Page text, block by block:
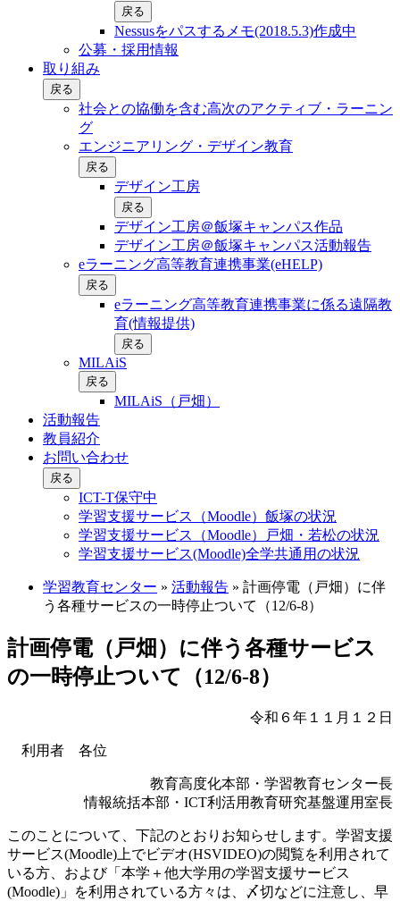
戻る
Nessusをパスするメモ(2018.5.3)作成中
公募・採用情報
取り組み
戻る
社会との協働を含む⾼次のアクティブ・ラーニン
グ
エンジニアリング・デザイン教育
戻る
デザイン工房
戻る
デザイン工房＠飯塚キャンパス作品
デザイン工房＠飯塚キャンパス活動報告
eラーニング高等教育連携事業(eHELP)
戻る
eラーニング高等教育連携事業に係る遠隔教
育(情報提供)
戻る
MILAiS
戻る
MILAiS（戸畑）
活動報告
教員紹介
お問い合わせ
戻る
ICT-T保守中
学習支援サービス（Moodle）飯塚の状況
学習支援サービス（Moodle）戸畑・若松の状況
学習支援サービス(Moodle)全学共通用の状況
学習教育センター » 活動報告 » 計画停電（戸畑）に伴
う各種サービスの一時停止ついて（12/6-8）
計画停電（戸畑）に伴う各種サービス
の一時停止ついて（12/6-8）
令和６年１１月１２日
利用者 各位
教育高度化本部・学習教育センター長
情報統括本部・ICT利活用教育研究基盤運用室長
このことについて、下記のとおりお知らせします。学習支援
サービス(Moodle)上でビデオ(HSVIDEO)の閲覧を利用されて
いる方、および「本学＋他大学用の学習支援サービス
(Moodle)」を利用されている方々は、〆切などに注意し、早